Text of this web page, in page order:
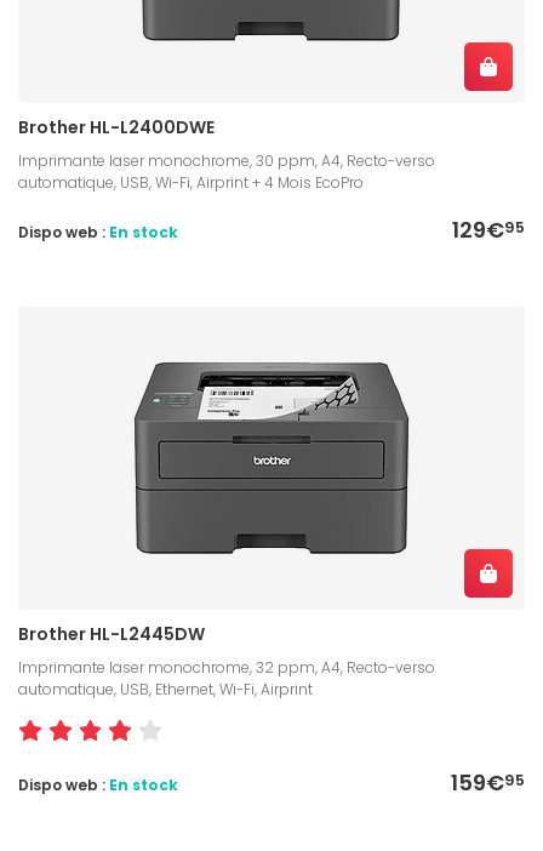
Brother HL-L2400DWE
Imprimante laser monochrome, 30 ppm, A4, Recto-verso
automatique, USB, Wi-Fi, Airprint + 4 Mois EcoPro
129€95
Dispo web : En stock
Brother HL-L2445DW
Imprimante laser monochrome, 32 ppm, A4, Recto-verso
automatique, USB, Ethernet, Wi-Fi, Airprint
159€95
Dispo web : En stock